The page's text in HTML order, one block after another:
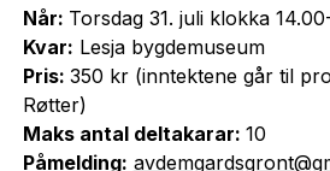
Når: Torsdag 31. juli klokka
Kvar: Lesja bygdemuseum
Pris: 350 kr (inntektene går til
Røtter)
Maks antal deltakarar: 10
Påmelding: